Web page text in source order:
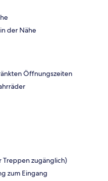
der Nähe
Öffnungszeiten
Treppen zugänglich)
zum Eingang